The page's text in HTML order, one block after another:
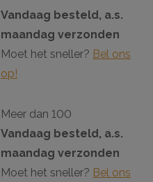
Vandaag besteld, a.s.
maandag verzonden
Moet het sneller? Bel ons
op!
Meer dan 100
Vandaag besteld, a.s.
maandag verzonden
Moet het sneller? Bel ons